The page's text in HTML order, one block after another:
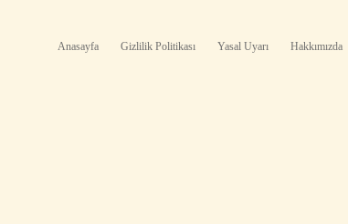
Anasayfa Gizlilik Politikası Yasal Uyarı Hakkımızda